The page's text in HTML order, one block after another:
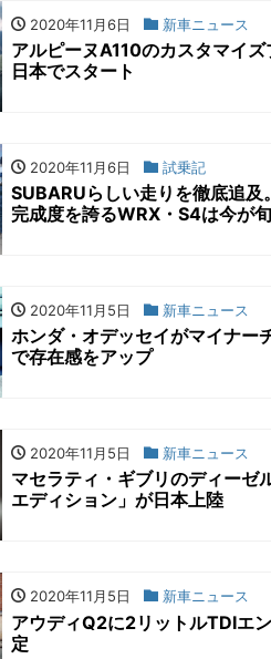
2020年11月6日 新車ニュース
アルピーヌA110のカスタマイ
日本でスタート
2020年11月6日 試乗記
SUBARUらしい走りを徹底追
完成度を誇るWRX・S4は今が旬
2020年11月5日 新車ニュース
ホンダ・オデッセイがマイナー
で存在感をアップ
2020年11月5日 新車ニュース
マセラティ・ギブリのディーゼ
エディション」が日本上陸
2020年11月5日 新車ニュース
アウディQ2に2リットルTDIエ
定